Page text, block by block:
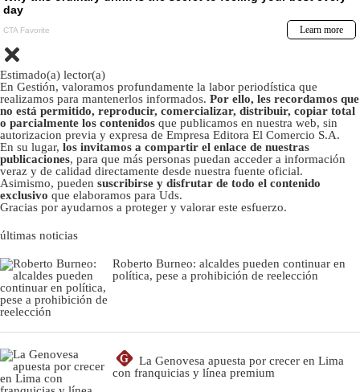
Estimado(a) lector(a)
En Gestión, valoramos profundamente la labor periodística que
realizamos para mantenerlos informados. Por ello, les recordamos que
no está permitido, reproducir, comercializar, distribuir, copiar total
o parcialmente los contenidos que publicamos en nuestra web, sin
autorizacion previa y expresa de Empresa Editora El Comercio S.A.
En su lugar, los invitamos a compartir el enlace de nuestras
publicaciones, para que más personas puedan acceder a información
veraz y de calidad directamente desde nuestra fuente oficial.
Asimismo, pueden suscribirse y disfrutar de todo el contenido
exclusivo que elaboramos para Uds.
Gracias por ayudarnos a proteger y valorar este esfuerzo.
últimas noticias
Roberto Burneo: alcaldes pueden continuar en
política, pese a prohibición de reelección
G
La Genovesa apuesta por crecer en Lima
con franquicias y línea premium